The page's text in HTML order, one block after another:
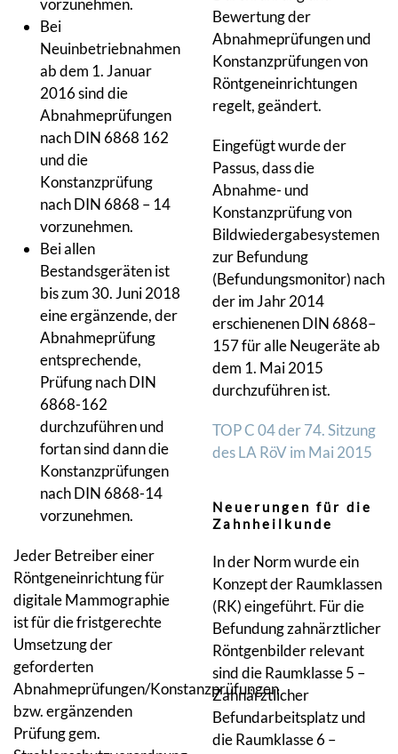
vorzunehmen.
Bei
Neuinbetriebnahmen
ab dem 1. Januar
2016 sind die
Abnahmeprüfungen
nach DIN 6868 162
und die
Konstanzprüfung
nach DIN 6868 – 14
vorzunehmen.
Bei allen
Bestandsgeräten ist
bis zum 30. Juni 2018
eine ergänzende, der
Abnahmeprüfung
entsprechende,
Prüfung nach DIN
6868-162
durchzuführen und
fortan sind dann die
Konstanzprüfungen
nach DIN 6868-14
vorzunehmen.
Jeder Betreiber einer
Röntgeneinrichtung für
digitale Mammographie
ist für die fristgerechte
Umsetzung der
geforderten
Abnahmeprüfungen/Konstanzprüfungen
bzw. ergänzenden
Prüfung gem.
Bewertung der
Abnahmeprüfungen und
Konstanzprüfungen von
Röntgeneinrichtungen
regelt, geändert.
Eingefügt wurde der
Passus, dass die
Abnahme- und
Konstanzprüfung von
Bildwiedergabesystemen
zur Befundung
(Befundungsmonitor) nach
der im Jahr 2014
erschienenen DIN 6868–
157 für alle Neugeräte ab
dem 1. Mai 2015
durchzuführen ist.
TOP C 04 der 74. Sitzung
des LA RöV im Mai 2015
Neuerungen für die
Zahnheilkunde
In der Norm wurde ein
Konzept der Raumklassen
(RK) eingeführt. Für die
Befundung zahnärztlicher
Röntgenbilder relevant
sind die Raumklasse 5 –
Zahnärztlicher
Befundarbeitsplatz und
die Raumklasse 6 –